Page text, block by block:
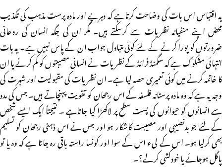
یہ اقتباس اس بات کی وضاحت کرتاہے کہ دہریے اور مادہ پرست مذہب کی تکذیب
محض اپنے منفیانہ نظریات سے کرسکتے ہیں۔ مگر ان کی جگہ انسان کی روحانی
ضرورتوں کو پورا کرنے کے لئے کوئی متبادل جواب ان کے پاس نہیں ہے۔ یہ بات
انتہائی مشکوک ہے کہ سگمنڈ فرائڈ کے نظریات نے انسانی مصیبتوں کو کم کرنے یا ان
کا خاتمہ کرنے میں کوئی تعمیری حصہ لیا ہے۔ ان نظریات کی مقبولیت اور شہرت کی
وجہ یہ ہے کہ وہ مادہ پرستانہ فلسفہ کے اس رجحان کو تقویت پہنچاتے ہیں۔ جس کی مدد
سے انسانوں کو حیوانوں کی پست سطح پر لاکھڑا کیا جاتاہے ۔ نتیجتاً ایک ایسے شخص
کے لئے جو بدنصیبی اور مصیبت کاشکار ہو اور جس نے اس ذہنی رجحان کو تسلیم
بھی کرلیا ہو۔ اس کے لیء اس کے سوا اور کونسا راستہ باقی رہ جاتا ہے کہ وہ یا تو
پاگل ہوجائے یا خودکشی کرلے؟۔